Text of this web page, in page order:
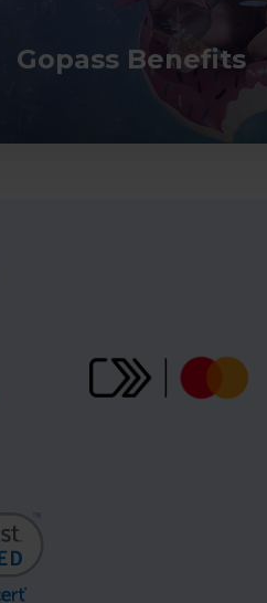
Gopass Benefits